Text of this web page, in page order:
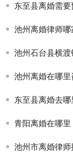
东至县离婚需
池州离婚律师哪
池州石台县横
池州离婚在哪
东至县离婚去哪
青阳离婚在哪里
池州市离婚律